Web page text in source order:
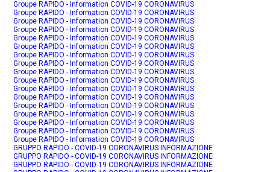
Groupe RAPIDO - Information COVID-19 CORONAVIRUS
Groupe RAPIDO - Information COVID-19 CORONAVIRUS
Groupe RAPIDO - Information COVID-19 CORONAVIRUS
Groupe RAPIDO - Information COVID-19 CORONAVIRUS
Groupe RAPIDO - Information COVID-19 CORONAVIRUS
Groupe RAPIDO - Information COVID-19 CORONAVIRUS
Groupe RAPIDO - Information COVID-19 CORONAVIRUS
Groupe RAPIDO - Information COVID-19 CORONAVIRUS
Groupe RAPIDO - Information COVID-19 CORONAVIRUS
Groupe RAPIDO - Information COVID-19 CORONAVIRUS
Groupe RAPIDO - Information COVID-19 CORONAVIRUS
Groupe RAPIDO - Information COVID-19 CORONAVIRUS
Groupe RAPIDO - Information COVID-19 CORONAVIRUS
Groupe RAPIDO - Information COVID-19 CORONAVIRUS
Groupe RAPIDO - Information COVID-19 CORONAVIRUS
Groupe RAPIDO - Information COVID-19 CORONAVIRUS
Groupe RAPIDO - Information COVID-19 CORONAVIRUS
GRUPPO RAPIDO - COVID-19 CORONAVIRUS INFORMAZIONE
GRUPPO RAPIDO - COVID-19 CORONAVIRUS INFORMAZIONE
GRUPPO RAPIDO - COVID-19 CORONAVIRUS INFORMAZIONE